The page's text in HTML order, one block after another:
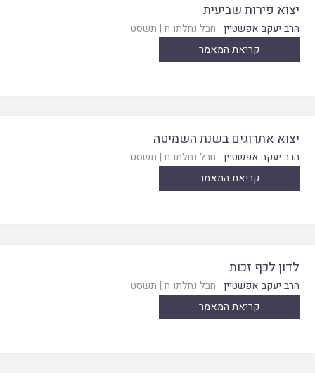
יצוא פירות שביעית
הרב יעקב אפשטיין חבל נחלתו ח | תשסט
קריאת המאמר
יצוא אתרוגים בשנת השמיטה
הרב יעקב אפשטיין חבל נחלתו ח | תשסט
קריאת המאמר
לדון לכף זכות
הרב יעקב אפשטיין חבל נחלתו ח | תשסט
קריאת המאמר